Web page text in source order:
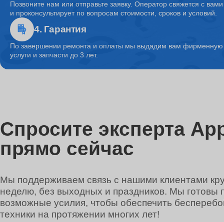
Ремонт системы охлаждения
Ремонт звуковой карты
Позвоните нам или отправьте заявку. Оператор свяжется с вами
и проконсультирует по вопросам стоимости, сроков и условий.
4. Гарантия
По завершении ремонта и оплаты мы выдадим вам фирменную
услуги и запчасти до 3 лет.
Спросите эксперта
прямо сейчас
Мы поддерживаем связь с нашими клиентами
неделю, без выходных и праздников. Мы готовы
возможные усилия, чтобы обеспечить
техники на протяжении многих лет!